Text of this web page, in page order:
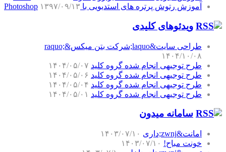
آموزش رتوش پرتره های استدیویی با Photoshop ۱۳۹۷/۰۹/۱۳
ویدئوهای کلیدی
طراحی سایت&laquo;شرکت بتن میکس&raquo;
۱۴۰۴/۱۰/۰۸
طرح توجیهی انجام شده گروه کلید ۱۴۰۴/۰۵/۰۷
طرح توجیهی انجام شده گروه کلید ۱۴۰۴/۰۵/۰۶
طرح توجیهی انجام شده گروه کلید ۱۴۰۴/۰۵/۰۴
طرح توجیهی انجام شده گروه کلید ۱۴۰۴/۰۵/۰۱
سامانه میدون
امانت&zwnj;داری
۱۴۰۳/۰۷/۱۰
خونت مباح! ۱۴۰۳/۰۷/۱۰